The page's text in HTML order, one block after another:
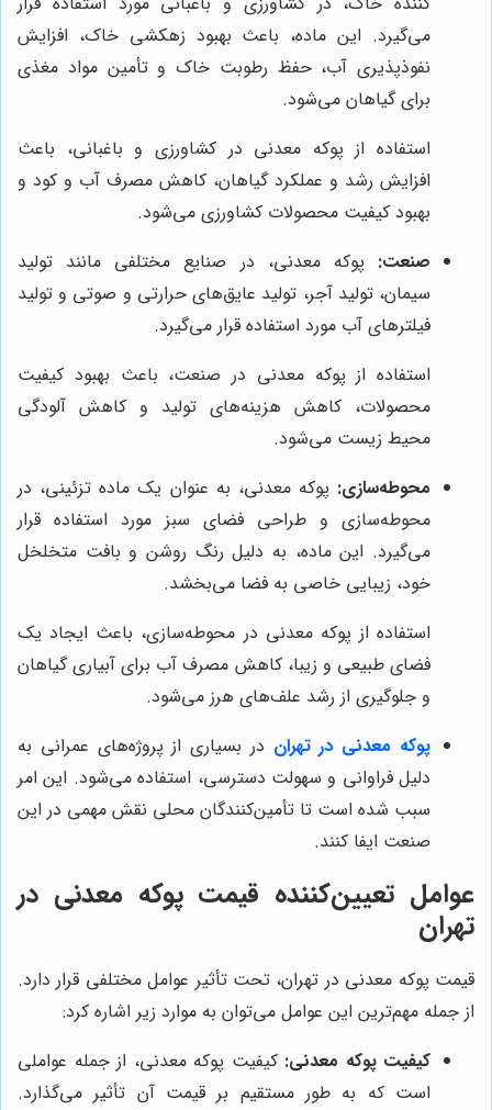
می‌گیرد. این ماده، باعث بهبود زهکشی خاک، افزایش
نفوذپذیری آب، حفظ رطوبت خاک و تأمین مواد مغذی
برای گیاهان می‌شود.
استفاده از پوکه معدنی در کشاورزی و باغبانی، باعث
افزایش رشد و عملکرد گیاهان، کاهش مصرف آب و کود و
بهبود کیفیت محصولات کشاورزی می‌شود.
صنعت: پوکه معدنی، در صنایع مختلفی مانند تولید
سیمان، تولید آجر، تولید عایق‌های حرارتی و صوتی و تولید
فیلترهای آب مورد استفاده قرار می‌گیرد.
استفاده از پوکه معدنی در صنعت، باعث بهبود کیفیت
محصولات، کاهش هزینه‌های تولید و کاهش آلودگی
محیط زیست می‌شود.
محوطه‌سازی: پوکه معدنی، به عنوان یک ماده تزئینی، در
محوطه‌سازی و طراحی فضای سبز مورد استفاده قرار
می‌گیرد. این ماده، به دلیل رنگ روشن و بافت متخلخل
خود، زیبایی خاصی به فضا می‌بخشد.
استفاده از پوکه معدنی در محوطه‌سازی، باعث ایجاد یک
فضای طبیعی و زیبا، کاهش مصرف آب برای آبیاری گیاهان
و جلوگیری از رشد علف‌های هرز می‌شود.
پوکه معدنی در تهران در بسیاری از پروژه‌های عمرانی به
دلیل فراوانی و سهولت دسترسی، استفاده می‌شود. این امر
سبب شده است تا تأمین‌کنندگان محلی نقش مهمی در این
صنعت ایفا کنند.
عوامل تعیین‌کننده قیمت پوکه معدنی در
تهران
قیمت پوکه معدنی در تهران، تحت تأثیر عوامل مختلفی قرار دارد.
از جمله مهم‌ترین این عوامل می‌توان به موارد زیر اشاره کرد:
کیفیت پوکه معدنی: کیفیت پوکه معدنی، از جمله عواملی
است که به طور مستقیم بر قیمت آن تأثیر می‌گذارد.